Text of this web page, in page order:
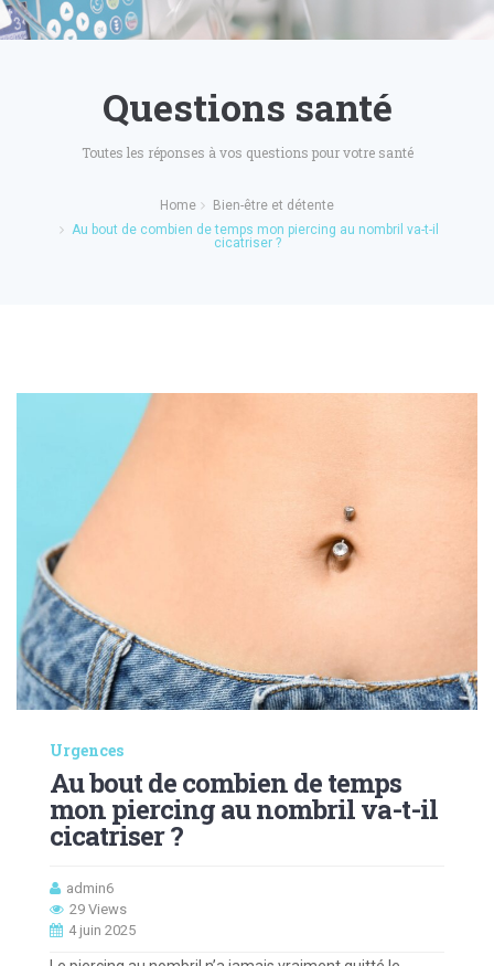
Questions santé
Toutes les réponses à vos questions pour votre santé
Home
Bien-être et détente
Au bout de combien de temps mon piercing au nombril va-t-il
cicatriser ?
Urgences
Au bout de combien de temps
mon piercing au nombril va-t-il
cicatriser ?
admin6
29 Views
4 juin 2025